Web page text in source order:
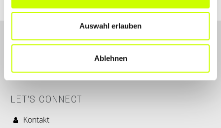
Auswahl erlauben
Ablehnen
LET'S CONNECT
Kontakt